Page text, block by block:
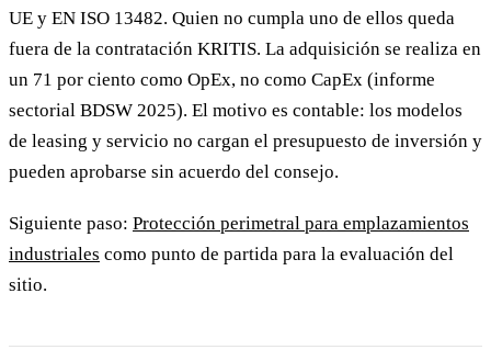
UE y EN ISO 13482. Quien no cumpla uno de ellos queda
fuera de la contratación KRITIS. La adquisición se realiza en
un 71 por ciento como OpEx, no como CapEx (informe
sectorial BDSW 2025). El motivo es contable: los modelos
de leasing y servicio no cargan el presupuesto de inversión y
pueden aprobarse sin acuerdo del consejo.
Siguiente paso: Protección perimetral para emplazamientos
industriales como punto de partida para la evaluación del
sitio.